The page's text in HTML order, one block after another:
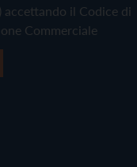
il Codice di
Commerciale